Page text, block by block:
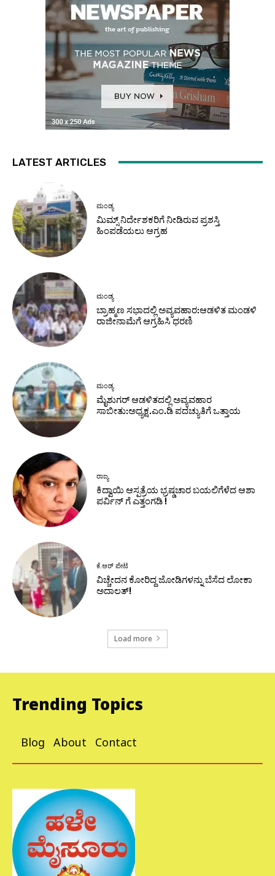
LATEST ARTICLES
ಮಂಡ್ಯ
ಮಿಮ್ಸ್ ನಿರ್ದೇಶಕರಿಗೆ ನೀಡಿರುವ ಪ್ರಶಸ್ತಿ
ಹಿಂಪಡೆಯಲು ಆಗ್ರಹ
ಮಂಡ್ಯ
ಬ್ರಾಹ್ಮಣ ಸಭಾದಲ್ಲಿ ಅವ್ಯವಹಾರ:ಆಡಳಿತ ಮಂಡಳಿ
ರಾಜೀನಾಮೆಗೆ ಆಗ್ರಹಿಸಿ ಧರಣಿ
ಮಂಡ್ಯ
ಮೈಶುಗರ್ ಆಡಳಿತದಲ್ಲಿ ಅವ್ಯವಹಾರ
ಸಾಬೀತು:ಅಧ್ಯಕ್ಷ.ಎಂ.ಡಿ ಪದಚ್ಯುತಿಗೆ ಒತ್ತಾಯ
ರಾಜ್ಯ
ಕಿದ್ವಾಯಿ ಆಸ್ಪತ್ರೆಯ ಭ್ರಷ್ಡಚಾರ ಬಯಲಿಗೆಳೆದ ಆಶಾ
ಪರ್ವಿನ್ ಗೆ ಎತ್ತಂಗಡಿ !
ಕೆ.ಆರ್ ಪೇಟೆ
ವಿಚ್ಚೇದನ ಕೋರಿದ್ದ ಜೋಡಿಗಳನ್ನು ಬೆಸೆದ ಲೋಕಾ
ಅದಾಲತ್!
Load more
Trending Topics
Blog About Contact